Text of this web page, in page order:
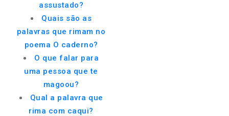
assustado?
Quais são as
palavras que rimam no
poema O caderno?
O que falar para
uma pessoa que te
magoou?
Qual a palavra que
rima com caqui?